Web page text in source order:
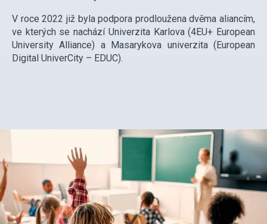
V roce 2022 již byla podpora prodloužena dvěma aliancím,
ve kterých se nachází Univerzita Karlova (4EU+ European
University Alliance) a Masarykova univerzita (European
Digital UniverCity – EDUC).